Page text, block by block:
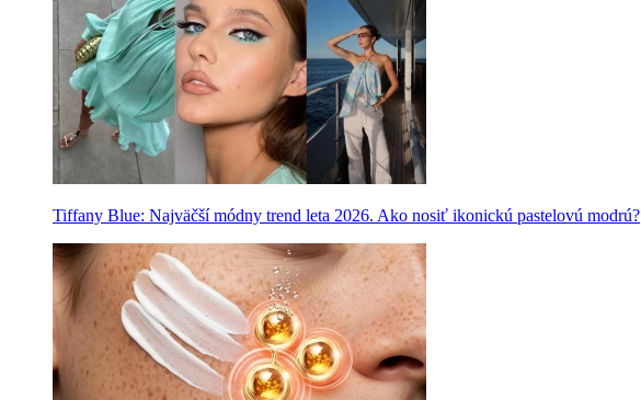
Tiffany Blue: Najväčší módny trend leta 2026. Ako nosiť ikonickú pastelovú modrú?